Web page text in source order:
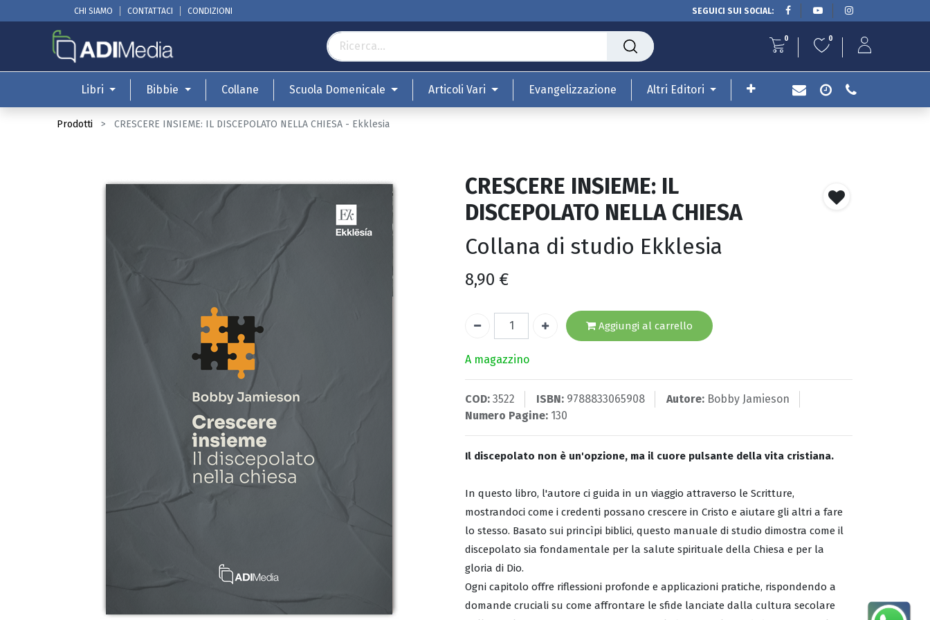
CHI SIAMO CONTATTACI CONDIZIONI SEGUICI SUI SOCIAL:
0 0
Libri Bibbie Collane Scuola Domenicale Articoli Vari Evangelizzazione Altri Editori
Prodotti CRESCERE INSIEME: IL DISCEPOLATO NELLA CHIESA - Ekklesia
CRESCERE INSIEME: IL
DISCEPOLATO NELLA CHIESA
Collana di studio Ekklesia
8,90 €
Aggiungi al carrello
A magazzino
COD: 3522 ISBN: 9788833065908 Autore: Bobby Jamieson
Numero Pagine: 130
Il discepolato non è un'opzione, ma il cuore pulsante della vita cristiana.
In questo libro, l'autore ci guida in un viaggio attraverso le Scritture,
mostrandoci come i credenti possano crescere in Cristo e aiutare gli altri a fare
lo stesso. Basato sui princìpi biblici, questo manuale di studio dimostra come il
discepolato sia fondamentale per la salute spirituale della Chiesa e per la
gloria di Dio.
Ogni capitolo offre riflessioni profonde e applicazioni pratiche, rispondendo a
domande cruciali su come affrontare le sfide lanciate dalla cultura secolare